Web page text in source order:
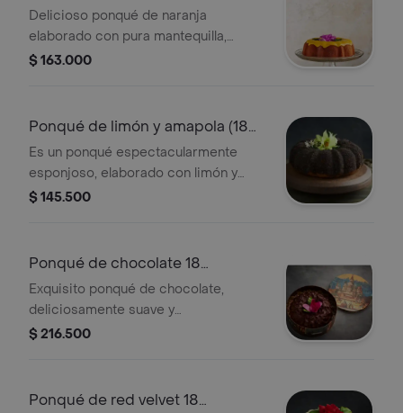
Delicioso ponqué de naranja
elaborado con pura mantequilla,
semillas de amapola y mucho sabor a
metálico (diámetro 25 cm, alto 11.4
$ 163.000
Ponqué de limón y amapola (18
porciones)
Es un ponqué espectacularmente
esponjoso, elaborado con limón y
yogurt natural, cubierto con una
estuche metalico (diametro 25 cm,
alto 11.4 cm)
$ 145.500
Ponqué de chocolate 18
porciones
Exquisito ponqué de chocolate,
deliciosamente suave y
profundamente chocolatoso, con una
metálico( diámetro 25 cm, alto 11.4
$ 216.500
Ponqué de red velvet 18